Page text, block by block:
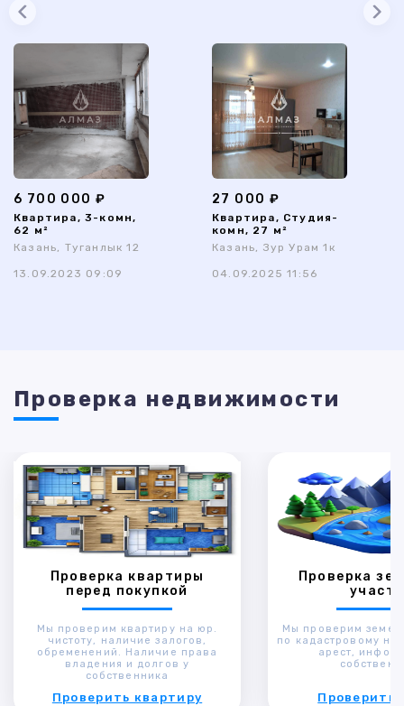
6 700 000 ₽
Квартира, 3-комн,
62 м²
Казань, Туганлык 12
13.09.2023 09:09
27 000 ₽
Квартира, Студия-
комн, 27 м²
Казань, Зур Урам 1к
04.09.2025 11:56
Проверка недвижимости
Проверка квартиры
перед покупкой
Мы проверим квартиру на юр.
чистоту, наличие залогов,
обременений. Наличие права
владения и долгов у
собственника
Проверить квартиру
Проверка
Мы проверим
по кадастровому
арест,
Проверить